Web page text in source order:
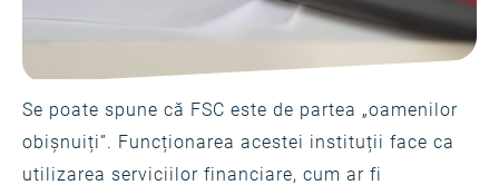
Se poate spune că FSC este de partea „oamenilor
obișnuiți”. Funcționarea acestei instituții face ca
utilizarea serviciilor financiare, cum ar fi